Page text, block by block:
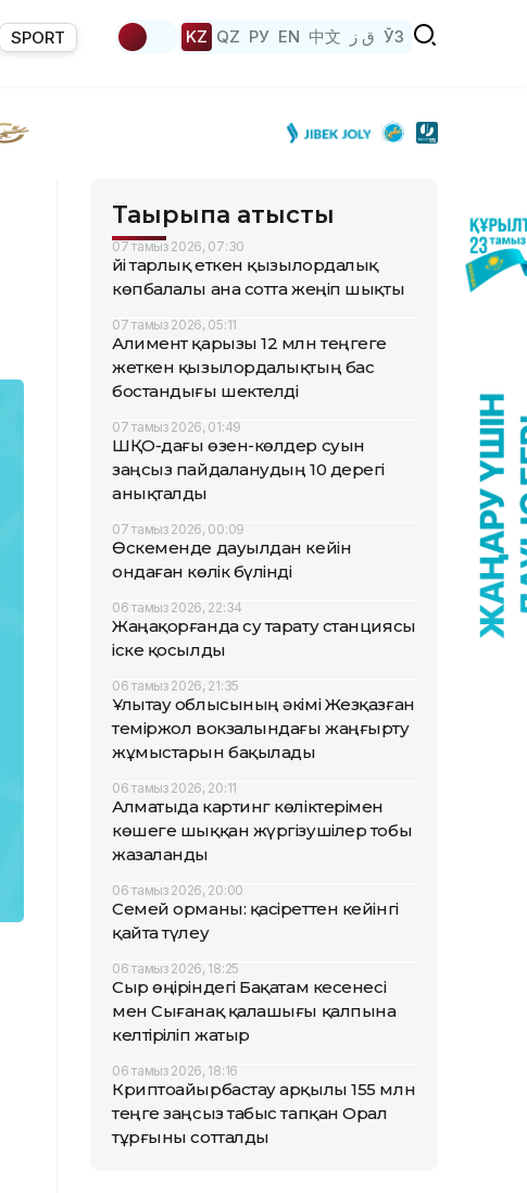
SPORT KZ QZ РУ EN 中文 ق ز ЎЗ
Тақырыпқа қатысты
07 тамыз 2026, 07:30
Үйі тарлық еткен қызылордалық
көпбалалы ана сотта жеңіп шықты
07 тамыз 2026, 05:11
Алимент қарызы 12 млн теңгеге
жеткен қызылордалықтың бас
бостандығы шектелді
07 тамыз 2026, 01:49
ШҚО-дағы өзен-көлдер суын
заңсыз пайдаланудың 10 дерегі
анықталды
07 тамыз 2026, 00:09
Өскеменде дауылдан кейін
ондаған көлік бүлінді
06 тамыз 2026, 22:34
Жаңақорғанда су тарату станциясы
іске қосылды
06 тамыз 2026, 21:35
Ұлытау облысының әкімі Жезқазған
теміржол вокзалындағы жаңғырту
жұмыстарын бақылады
06 тамыз 2026, 20:11
Алматыда картинг көліктерімен
көшеге шыққан жүргізушілер тобы
жазаланды
06 тамыз 2026, 20:00
Семей орманы: қасіреттен кейінгі
қайта түлеу
06 тамыз 2026, 18:25
Сыр өңіріндегі Бақатам кесенесі
мен Сығанақ қалашығы қалпына
келтіріліп жатыр
06 тамыз 2026, 18:16
Криптоайырбастау арқылы 155 млн
теңге заңсыз табыс тапқан Орал
тұрғыны сотталды